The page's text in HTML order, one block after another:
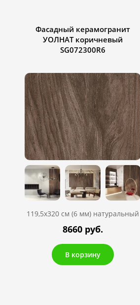
Фасадный керамогранит
УОЛНАТ коричневый
SG072300R6
119,5х320 см (6 мм) натуральный
8660 руб.
В корзину